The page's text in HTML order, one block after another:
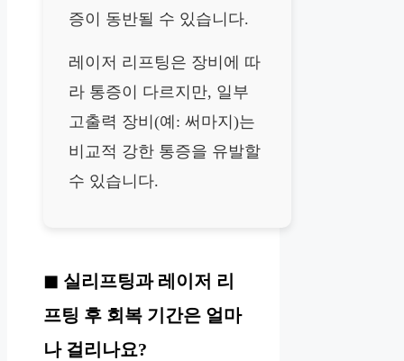
증이 동반될 수 있습니다.
레이저 리프팅은 장비에 따
라 통증이 다르지만, 일부
고출력 장비(예: 써마지)는
비교적 강한 통증을 유발할
수 있습니다.
실리프팅과 레이저 리
프팅 후 회복 기간은 얼마
나 걸리나요?